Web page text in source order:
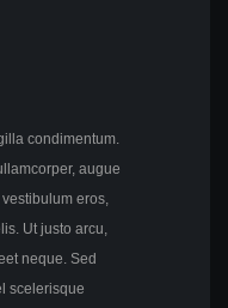
condimentum.
augue
eros,
Ut justo arcu,
neque. Sed
scelerisque